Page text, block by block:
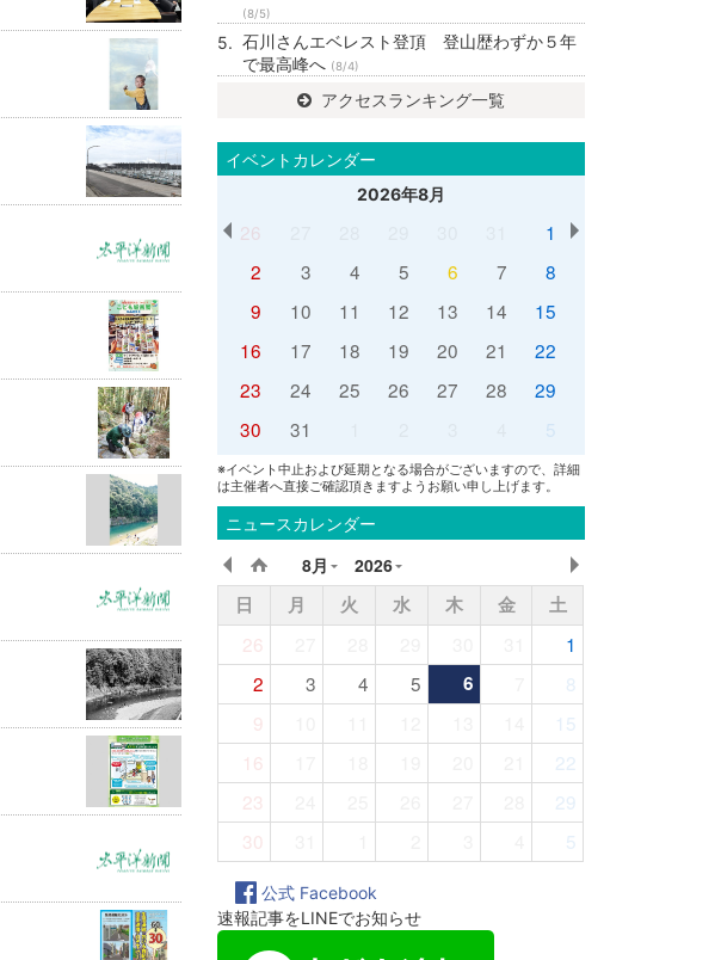
(8/5)
石川さんエベレスト登頂 登山歴わずか５年
で最高峰へ (8/4)
アクセスランキング一覧
イベントカレンダー
2026年8月
26
1
2
3 4 5 6 7
8
9
10 11 12 13 14
15
16
17 18 19 20 21
22
23
24 25 26 27 28
29
30
31 5
※イベント中止および延期となる場合がございますので、詳細
は主催者へ直接ご確認頂きますようお願い申し上げます。
ニュースカレンダー
8月 2026
日 月 火 水 木 金
土
26
1
2
3 4 5 6
8
9
15
16
22
23
29
30
5
公式 Facebook
速報記事をLINEでお知らせ